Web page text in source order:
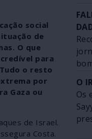
social
de
O que
para
o resto
por
Gaza ou
de Israel.
Costa.
O
Os